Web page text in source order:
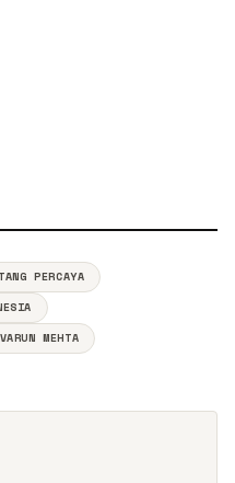
PERCAYA
VARUN MEHTA